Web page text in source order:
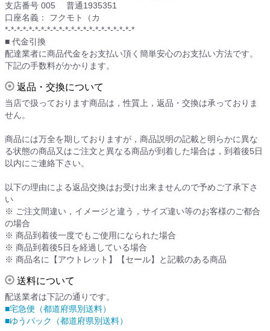
支店番号 005 普通1935351
口座名義： フクモト（カ
*-*-*-*-*-*-*-*-*-*-*-*-*-*-*-*-*-*-*-*-*-*
■ 代金引換
配達業者に商品代金をお支払い頂く簡単安心のお支払い方法です。
下記の手数料がかかります。
返品・交換について
当店で扱っております商品は，性質上，返品・交換は承っておりま
せん。
商品には万全を期しておりますが，商品説明の記載と明らかに異な
る状態の商品又はご注文と異なる商品が到着した場合は，到着後5日
以内にご連絡下さい。
以下の理由による返品交換はお受け出来ませんので予めご了承下さ
い
※ ご注文間違い，イメージと違う，サイズ違い等のお客様のご都合
の場合
※ 商品到着後一度でもご使用になられた場合
※ 商品到着後5日を経過している場合
※ 商品名に【アウトレット】【セール】と記載のある商品
送料について
配送業者は下記の通りです。
■宅急便（都道府県別送料）
■ゆうパック（都道府県別送料）